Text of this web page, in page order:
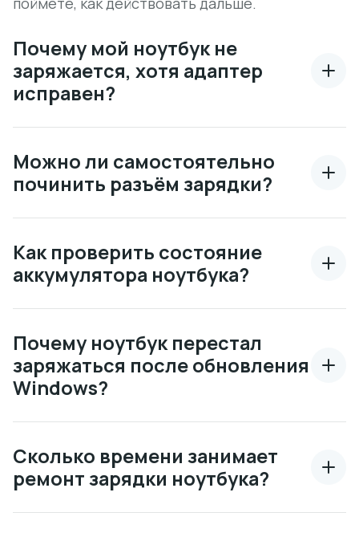
Почему мой ноутбук не
заряжается, хотя адаптер
исправен?
Можно ли самостоятельно
починить разъём зарядки?
Как проверить состояние
аккумулятора ноутбука?
Почему ноутбук перестал
заряжаться после обновления
Windows?
Сколько времени занимает
ремонт зарядки ноутбука?